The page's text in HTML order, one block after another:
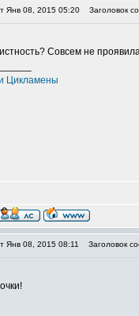
Янв 08, 2015 05:20 Заголовок
Совсем не
Цикламены
Янв 08, 2015 08:11 Заголовок